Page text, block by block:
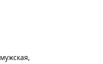
мужская